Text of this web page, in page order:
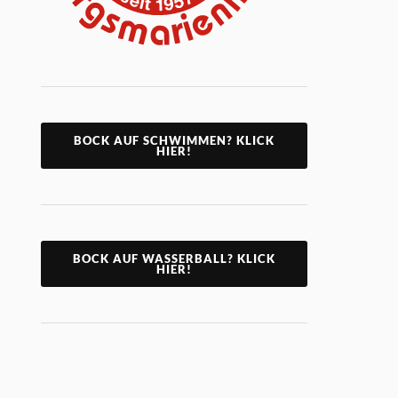
BOCK AUF SCHWIMMEN? KLICK
HIER!
BOCK AUF WASSERBALL? KLICK
HIER!